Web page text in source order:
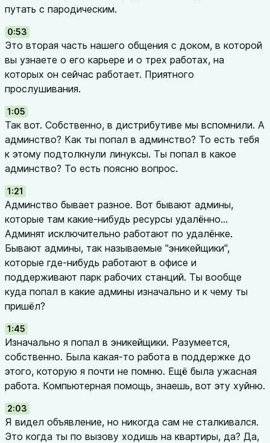
путать с пародическим.
0:53
Это вторая часть нашего общения с доком, в которой
вы узнаете о его карьере и о трех работах, на
которых он сейчас работает. Приятного
прослушивания.
1:05
Так вот. Собственно, в дистрибутиве мы вспомнили. А
админство? Как ты попал в админство? То есть тебя
к этому подтолкнули линуксы. Ты попал в какое
админство? То есть поясню вопрос.
1:21
Админство бывает разное. Вот бывают админы,
которые там какие-нибудь ресурсы удалённо...
Админят исключительно работают по удалёнке.
Бывают админы, так называемые "эникейщики",
которые где-нибудь работают в офисе и
поддерживают парк рабочих станций. Ты вообще
куда попал в какие админы изначально и к чему ты
пришёл?
1:45
Изначально я попал в эникейщики. Разумеется,
собственно. Была какая-то работа в поддержке до
этого, которую я почти не помню. Ещё была ужасная
работа. Компьютерная помощь, знаешь, вот эту хуйню.
2:03
Я видел объявление, но никогда сам не сталкивался.
Это когда ты по вызову ходишь на квартиры, да? Да,